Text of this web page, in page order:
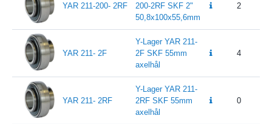
YAR 211-200- 2RF
200-2RF SKF 2"
50,8x100x55,6mm
2
YAR 211- 2F
Y-Lager YAR 211-
2F SKF 55mm
axelhål
4
YAR 211- 2RF
Y-Lager YAR 211-
2RF SKF 55mm
axelhål
0